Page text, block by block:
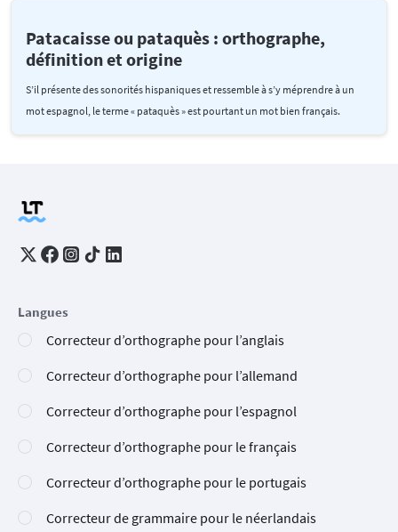
Patacaisse ou pataquès : orthographe,
définition et origine
S’il présente des sonorités hispaniques et ressemble à s’y méprendre à un
mot espagnol, le terme « pataquès » est pourtant un mot bien français.
Langues
Correcteur d’orthographe pour l’anglais
Correcteur d’orthographe pour l’allemand
Correcteur d’orthographe pour l’espagnol
Correcteur d’orthographe pour le français
Correcteur d’orthographe pour le portugais
Correcteur de grammaire pour le néerlandais